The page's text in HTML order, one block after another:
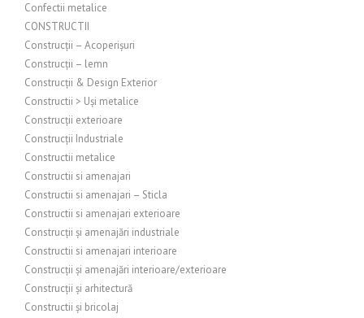
Confectii metalice
CONSTRUCTII
Construcții – Acoperișuri
Construcții – lemn
Construcții & Design Exterior
Constructii > Uși metalice
Construcții exterioare
Construcții Industriale
Constructii metalice
Constructii si amenajari
Constructii si amenajari – Sticla
Constructii si amenajari exterioare
Construcții și amenajări industriale
Constructii si amenajari interioare
Construcții și amenajări interioare/exterioare
Construcții și arhitectură
Constructii și bricolaj